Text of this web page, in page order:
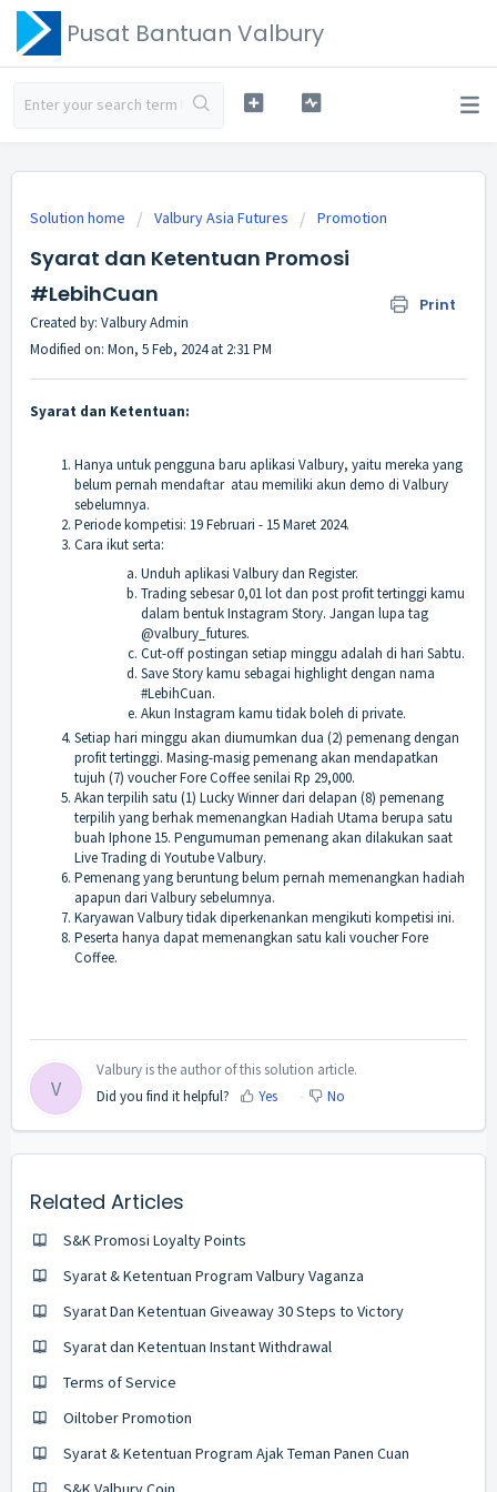
Pusat Bantuan Valbury
Solution home Valbury Asia Futures Promotion
Syarat dan Ketentuan Promosi
#LebihCuan
Print
Created by: Valbury Admin
Modified on: Mon, 5 Feb, 2024 at 2:31 PM
Syarat dan Ketentuan:
Hanya untuk pengguna baru aplikasi Valbury, yaitu mereka yang
belum pernah mendaftar atau memiliki akun demo di Valbury
sebelumnya.
Periode kompetisi: 19 Februari - 15 Maret 2024.
Cara ikut serta:
Unduh aplikasi Valbury dan Register.
Trading sebesar 0,01 lot dan post profit tertinggi kamu
dalam bentuk Instagram Story. Jangan lupa tag
@valbury_futures.
Cut-off postingan setiap minggu adalah di hari Sabtu.
Save Story kamu sebagai highlight dengan nama
#LebihCuan.
Akun Instagram kamu tidak boleh di private.
Setiap hari minggu akan diumumkan dua (2) pemenang dengan
profit tertinggi. Masing-masig pemenang akan mendapatkan
tujuh (7) voucher Fore Coffee senilai Rp 29,000.
Akan terpilih satu (1) Lucky Winner dari delapan (8) pemenang
terpilih yang berhak memenangkan Hadiah Utama berupa satu
buah Iphone 15. Pengumuman pemenang akan dilakukan saat
Live Trading di Youtube Valbury.
Pemenang yang beruntung belum pernah memenangkan hadiah
apapun dari Valbury sebelumnya.
Karyawan Valbury tidak diperkenankan mengikuti kompetisi ini.
Peserta hanya dapat memenangkan satu kali voucher Fore
Coffee.
V
Valbury is the author of this solution article.
Did you find it helpful?
Yes No
Related Articles
S&K Promosi Loyalty Points
Syarat & Ketentuan Program Valbury Vaganza
Syarat Dan Ketentuan Giveaway 30 Steps to Victory
Syarat dan Ketentuan Instant Withdrawal
Terms of Service
Oiltober Promotion
Syarat & Ketentuan Program Ajak Teman Panen Cuan